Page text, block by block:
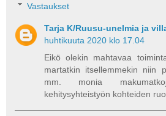
Vastaukset
Tarja K/Ruusu-unelmia ja
huhtikuuta 2020 klo 17.04
Eikö olekin mahtavaa
martatkin itsellemmekin niin
mm. monia
kehitysyhteistyön kohteiden